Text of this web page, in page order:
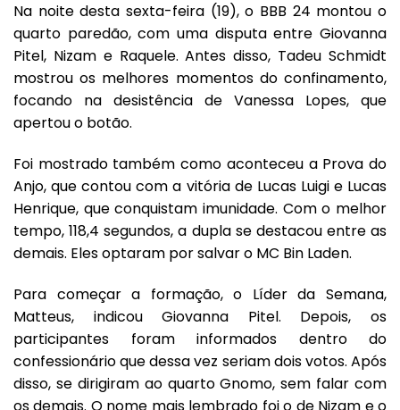
Na noite desta sexta-feira (19), o BBB 24 montou o
quarto paredão, com uma disputa entre Giovanna
Pitel, Nizam e Raquele. Antes disso, Tadeu Schmidt
mostrou os melhores momentos do confinamento,
focando na desistência de Vanessa Lopes, que
apertou o botão.
Foi mostrado também como aconteceu a Prova do
Anjo, que contou com a vitória de Lucas Luigi e Lucas
Henrique, que conquistam imunidade. Com o melhor
tempo, 118,4 segundos, a dupla se destacou entre as
demais. Eles optaram por salvar o MC Bin Laden.
Para começar a formação, o Líder da Semana,
Matteus, indicou Giovanna Pitel. Depois, os
participantes foram informados dentro do
confessionário que dessa vez seriam dois votos. Após
disso, se dirigiram ao quarto Gnomo, sem falar com